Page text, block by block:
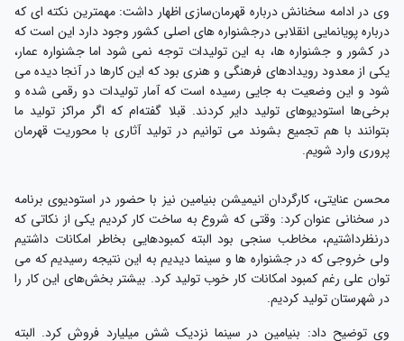
وی در ادامه سخنانش درباره قهرمان‌سازی اظهار داشت: مهمترین نکته ای که
درباره پویانمایی انقلابی درجشنواره های اصلی کشور وجود دارد این است که
در کشور و جشنواره ها، به این تولیدات توجه نمی شود اما جشنواره عمار،
یکی از معدود رویدادهای فرهنگی و هنری بود که این کارها در آنجا دیده می
شود و این وضعیت به جایی رسیده است که آمار تولیدات دو رقمی شده و
برخی‌ها استودیوهای تولید دایر کردند. قبلا گفته‌ام که اگر مراکز تولید ما
بتوانند با هم تجمیع بشوند می توانیم در تولید آثاری با محوریت قهرمان
پروری وارد شویم.
محسن عنایتی، کارگردان انیمیشن بنیامین نیز با حضور در استودیوی برنامه
در سخنانی عنوان کرد: وقتی که شروع به ساخت کار کردیم یکی از نکاتی که
درنظرداشتیم، مخاطب سنجی بود البته کمبودهایی بخاطر امکانات داشتیم
ولی خروجی که در جشنواره ها و سینما دیدیم به این نتیجه رسیدیم که می
توان علی رغم کمبود امکانات کار خوب تولید کرد. بیشتر بخش‌های این کار را
در شهرستان تولید کردیم.
وی توضیح داد: بنیامین در سینما نزدیک شش میلیارد فروش کرد. البته